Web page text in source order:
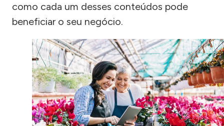
como cada um desses conteúdos pode
beneficiar o seu negócio.